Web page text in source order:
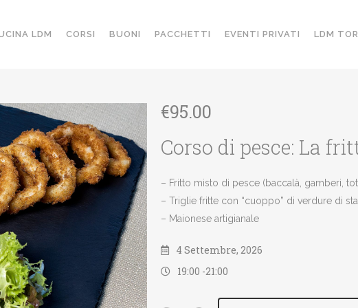
LDM CORSI BUONI PACCHETTI EVENTI PRIVATI LDM
€95.00
Corso di pesce: La
– Fritto misto di pesce (baccalà, gamberi,
– Triglie fritte con “cuoppo” di verdure di
– Maionese artigianale
4 Settembre, 2026
19:00 -21:00